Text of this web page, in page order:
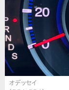
オデッセイ